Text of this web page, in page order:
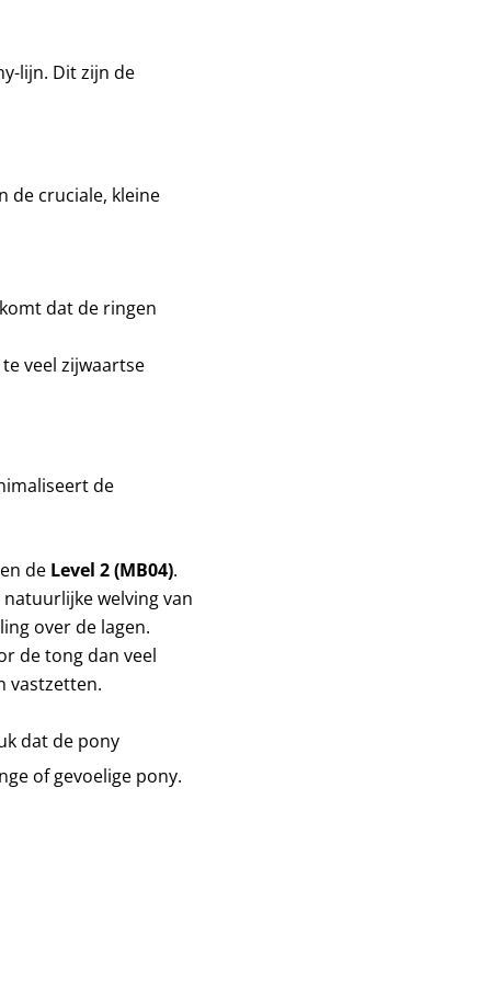
lijn. Dit zijn de
de cruciale, kleine
dat de ringen
veel zijwaartse
de
de Level 2 (MB04).
welving van
over de lagen.
de tong dan veel
vastzetten.
dat de pony
of gevoelige pony.